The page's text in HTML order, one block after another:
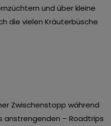
und über kleine
die vielen Kräuterbüsche
Zwischenstopp während
anstrengenden – Roadtrips